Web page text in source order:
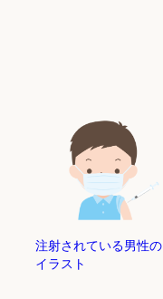
注射されている男性の
イラスト